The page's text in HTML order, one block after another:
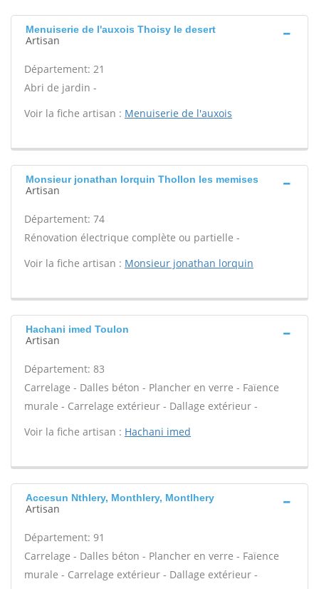
Menuiserie de l'auxois Thoisy le desert
Artisan
Département: 21
Abri de jardin -
Voir la fiche artisan : Menuiserie de l'auxois
Monsieur jonathan lorquin Thollon les memises
Artisan
Département: 74
Rénovation électrique complète ou partielle -
Voir la fiche artisan : Monsieur jonathan lorquin
Hachani imed Toulon
Artisan
Département: 83
Carrelage - Dalles béton - Plancher en verre - Faïence
murale - Carrelage extérieur - Dallage extérieur -
Voir la fiche artisan : Hachani imed
Accesun Nthlery, Monthlery, Montlhery
Artisan
Département: 91
Carrelage - Dalles béton - Plancher en verre - Faïence
murale - Carrelage extérieur - Dallage extérieur -